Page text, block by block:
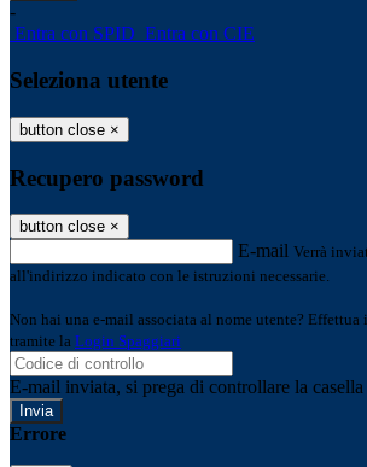
-
Entra con SPID Entra con CIE
Seleziona utente
button close ×
Recupero password
button close ×
E-mail Verrà
all'indirizzo indicato con le istruzioni necessarie.
Non hai una e-mail associata al nome utente? Effettua
tramite la Login Spaggiari
E-mail inviata, si prega di controllare la
Errore